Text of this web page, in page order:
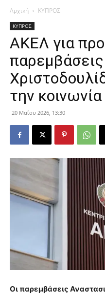
Αρχική ΚΥΠΡΟΣ
ΚΥΠΡΟΣ
ΑΚΕΛ για
την κοινωνία
20 Μαΐου 2026, 13:30
Οι παρεμβάσεις